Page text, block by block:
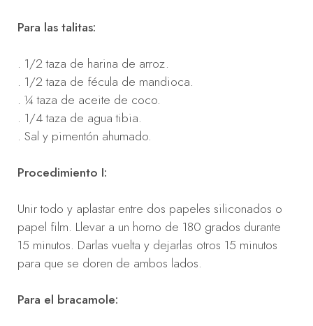
Para las talitas:
. 1/2 taza de harina de arroz.
. 1/2 taza de fécula de mandioca.
. ¼ taza de aceite de coco.
. 1/4 taza de agua tibia.
. Sal y pimentón ahumado.
Procedimiento I:
Unir todo y aplastar entre dos papeles siliconados o
papel film. Llevar a un horno de 180 grados durante
15 minutos. Darlas vuelta y dejarlas otros 15 minutos
para que se doren de ambos lados.
Para el bracamole: